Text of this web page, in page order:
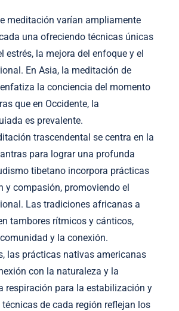
meditación varían ampliamente
una ofreciendo técnicas únicas
estrés, la mejora del enfoque y el
En Asia, la meditación de
la conciencia del momento
que en Occidente, la
es prevalente.
trascendental se centra en la
para lograr una profunda
tibetano incorpora prácticas
y compasión, promoviendo el
Las tradiciones africanas a
tambores rítmicos y cánticos,
y la conexión.
las prácticas nativas americanas
con la naturaleza y la
respiración para la estabilización y
de cada región reflejan los